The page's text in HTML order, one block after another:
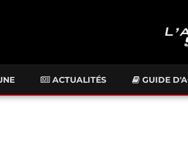
ACTUALITÉS GUIDE